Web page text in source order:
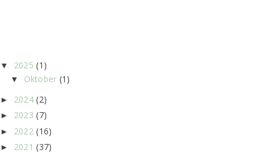
▼ 2025 (1)
▼ Oktober (1)
► 2024 (2)
► 2023 (7)
► 2022 (16)
► 2021 (37)